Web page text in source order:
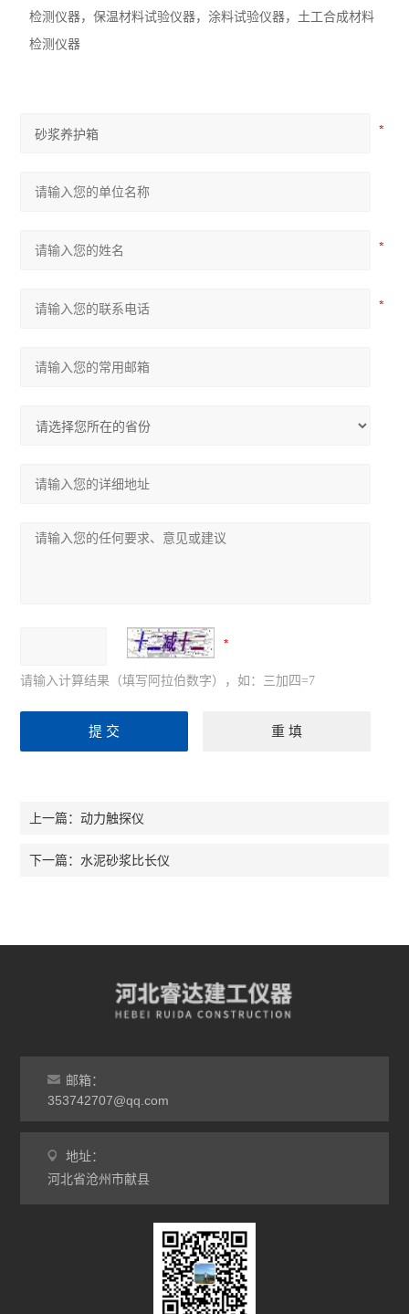
检测仪器，保温材料试验仪器，涂料试验仪器，土工合成材料
检测仪器
请输入计算结果（填写阿拉伯数字），如：三加四=7
上一篇：动力触探仪
下一篇：水泥砂浆比长仪
邮箱：
353742707@qq.com
地址：
河北省沧州市献县